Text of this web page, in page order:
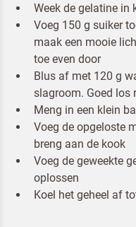
Week de gelatine in
Voeg 150 g suiker
maak een mooie
toe even door
Blus af met 120 g
slagroom. Goed los
Meng in een klein
Voeg de opgeloste
breng aan de kook
Voeg de geweekte
oplossen
Koel het geheel af